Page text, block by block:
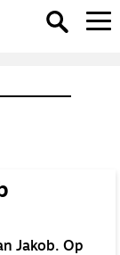
Jakob. Op